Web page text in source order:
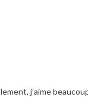
j’aime